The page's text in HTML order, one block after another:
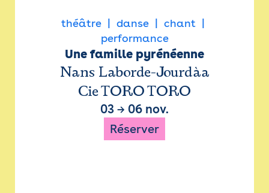
théâtre danse
chant
performance
Une famille pyrénéenne
Nans Laborde-Jourdàa
Cie TORO TORO
03 → 06 nov.
Réserver